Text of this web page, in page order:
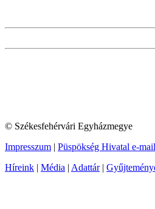
© Székesfehérvári Egyházmegye
Impresszum | Püspökség Hivatal e-mail
Híreink | Média | Adattár|